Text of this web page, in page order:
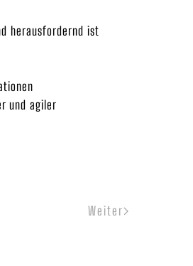
herausfordernd ist
und agiler
Weiter